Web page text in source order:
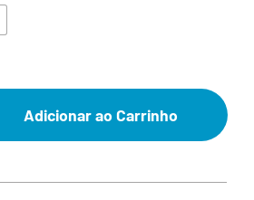
Adicionar ao Carrinho